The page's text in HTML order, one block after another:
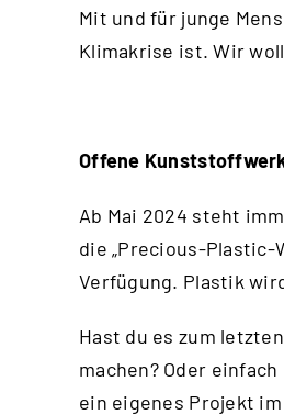
Mit und für junge
Klimakrise ist. Wir
Offene
Ab Mai 2024 steht
die „Precious-
Verfügung. Plastik
Hast du es zum
machen? Oder
ein eigenes Projekt